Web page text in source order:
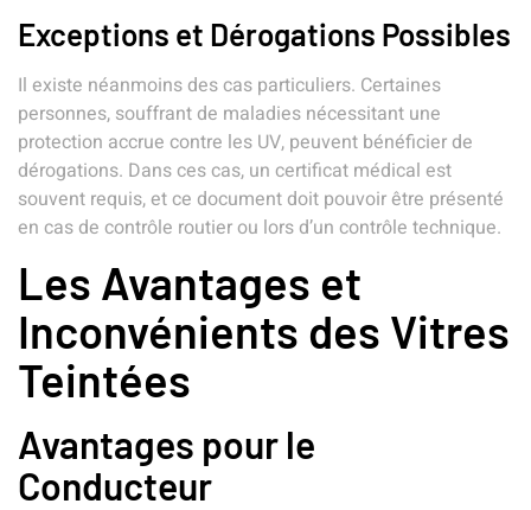
Exceptions et Dérogations Possibles
Il existe néanmoins des cas particuliers. Certaines
personnes, souffrant de maladies nécessitant une
protection accrue contre les UV, peuvent bénéficier de
dérogations. Dans ces cas, un certificat médical est
souvent requis, et ce document doit pouvoir être présenté
en cas de contrôle routierou lors d’un contrôle technique.
Les Avantages et
Inconvénients des Vitres
Teintées
Avantages pour le
Conducteur